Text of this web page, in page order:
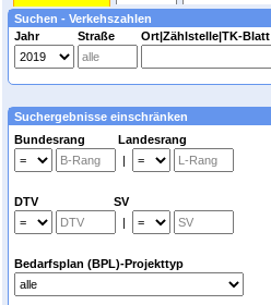
Suchen - Verkehszahlen
Jahr
Straße Ort|Zählstelle|TK-Blatt
Suchergebnisse einschränken
Bundesrang Landesrang
|
DTV SV
|
Bedarfsplan (BPL)-Projekttyp